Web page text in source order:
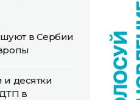
в Сербии
и десятки
в